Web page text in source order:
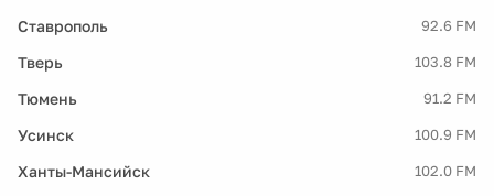
Ставрополь 92.6 FM
Тверь 103.8 FM
Тюмень 91.2 FM
Усинск 100.9 FM
Ханты-Мансийск 102.0 FM